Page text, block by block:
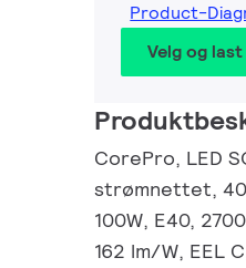
Product-
Velg og
CorePro, LED
strømnettet, 40
100W, E40,
162 lm/W, EEL